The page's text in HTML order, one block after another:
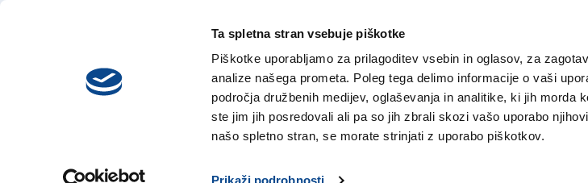
Ta spletna stran vsebuje piškotke
Piškotke uporabljamo za prilagoditev vsebin in oglasov, za
analize našega prometa. Poleg tega delimo informacije o vaši
področja družbenih medijev, oglaševanja in analitike, ki jih morda
ste jim jih posredovali ali pa so jih zbrali skozi vašo uporabo
našo spletno stran, se morate strinjati z uporabo piškotkov.
torek,
4. avgusta 2026
NOVICE TRŽAŠKA GORIŠKA
DAN SLOVENSKE KULTURE
»Civilna družba temelj javne sfere